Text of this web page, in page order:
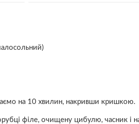
на 10 хвилин, накривши кришкою.
філе, очищену цибулю, часник і